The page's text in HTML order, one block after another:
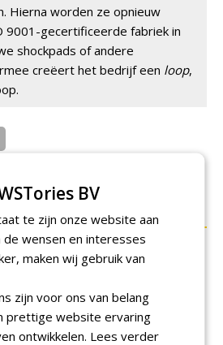
Hierna worden ze opnieuw
9001-gecertificeerde fabriek in
shockpads of andere
creëert het bedrijf een loop,
BV
te zijn onze website aan
de wensen en interesses
maken wij gebruik van
zijn voor ons van belang
prettige website ervaring
ontwikkelen. Lees verder